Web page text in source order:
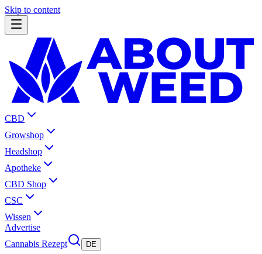
Skip to content
CBD
Growshop
Headshop
Apotheke
CBD Shop
CSC
Wissen
Advertise
Cannabis Rezept
DE